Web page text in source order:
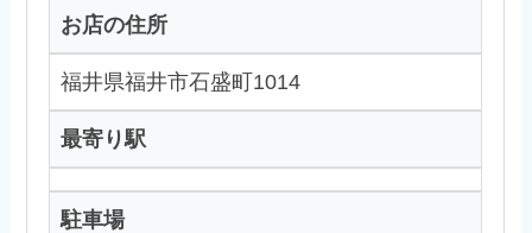
お店の住所
福井県福井市石盛町1014
最寄り駅
駐車場